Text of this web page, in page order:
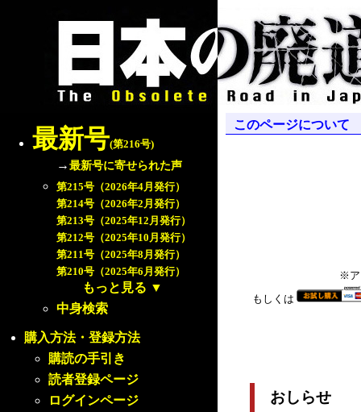
最新号(第216号)
→最新号に寄せられた声
第215号（2026年4月発行）
第214号（2026年2月発行）
第213号（2025年12月発行）
第212号（2025年10月発行）
第211号（2025年8月発行）
第210号（2025年6月発行）
もっと見る ▼
中身検索
購入方法・登録方法
購読の手引き
読者登録ページ
ログインページ
このページについて
※ア
もしくは
おしらせ